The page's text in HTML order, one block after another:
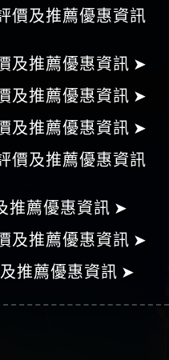
及推薦優惠資訊 ➤
及推薦優惠資訊 ➤
及推薦優惠資訊 ➤
價及推薦優惠資訊
推薦優惠資訊 ➤
及推薦優惠資訊 ➤
推薦優惠資訊 ➤